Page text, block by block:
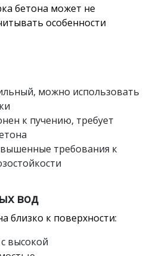
бетона может не
особенности
можно использовать
к пучению, требует
требования к
вод
близко к поверхности:
высокой